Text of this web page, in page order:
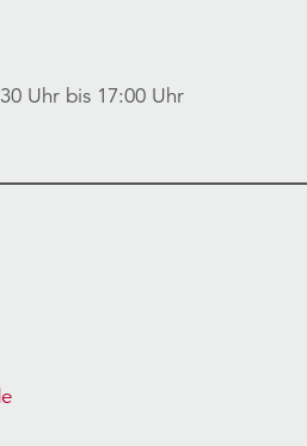
Uhr bis 17:00 Uhr